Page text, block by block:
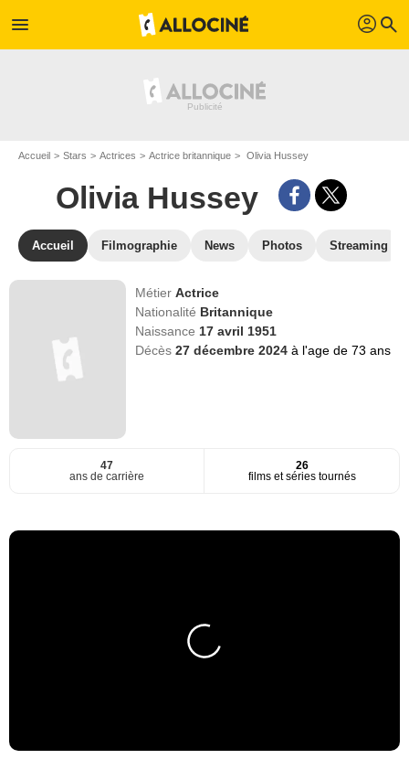
menu profil search
Accueil Stars Actrices Actrice britannique Olivia Hussey
Olivia Hussey
Accueil Filmographie News Photos Streaming
MétierActrice
Nationalité Britannique
Naissance 17 avril 1951
Décès27 décembre 2024à l'age de 73 ans
47
ans de carrière
26
films et séries tournés